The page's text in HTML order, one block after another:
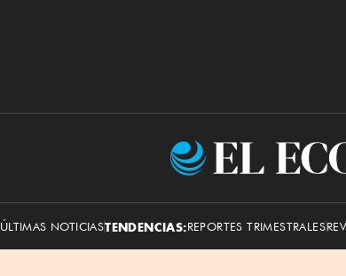
ÚLTIMAS NOTICIASTENDENCIAS:REPORTES TRIMESTRALES